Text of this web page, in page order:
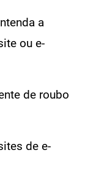
a
ou e-
de roubo
de e-